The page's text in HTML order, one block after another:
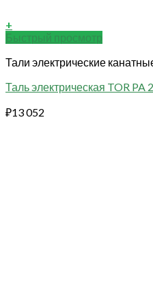
+
Быстрый просмотр
Тали электрические
Таль электрическая TOR PA
₽13 052